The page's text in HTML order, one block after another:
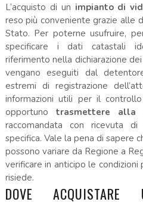
L’acquisto di un impianto di
reso più conveniente grazie alle
Stato. Per poterne usufruire,
specificare i dati catastali
riferimento nella dichiarazione
vengano eseguiti dal
estremi di registrazione
informazioni utili per il
opportunotrasmettere alla
raccomandata con ricevuta di
specifica. Vale la pena di sapere
possono variare da Regione a
verificare in anticipo le
risiede.
DOVE